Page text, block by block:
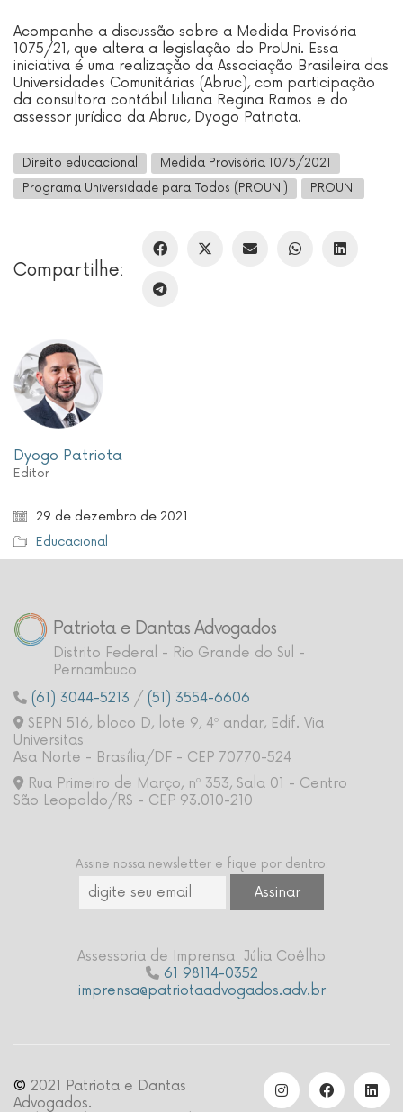
Acompanhe a discussão sobre a Medida Provisória
1075/21, que altera a legislação do ProUni. Essa
iniciativa é uma realização da Associação Brasileira das
Universidades Comunitárias (Abruc), com participação
da consultora contábil Liliana Regina Ramos e do
assessor jurídico da Abruc, Dyogo Patriota.
Direito educacional
Medida Provisória 1075/2021
Programa Universidade para Todos (PROUNI)
PROUNI
Compartilhe:
Dyogo Patriota
Editor
29 de dezembro de 2021
Educacional
Patriota e Dantas Advogados
Distrito Federal - Rio Grande do Sul -
Pernambuco
(61) 3044-5213 / (51) 3554-6606
SEPN 516, bloco D, lote 9, 4º andar, Edif. Via
Universitas
Asa Norte - Brasília/DF - CEP 70770-524
Rua Primeiro de Março, nº 353, Sala 01 - Centro
São Leopoldo/RS - CEP 93.010-210
Assine nossa newsletter e fique por dentro:
Assessoria de Imprensa: Júlia Coêlho
61 98114-0352
imprensa@patriotaadvogados.adv.br
© 2021 Patriota e Dantas
Advogados.